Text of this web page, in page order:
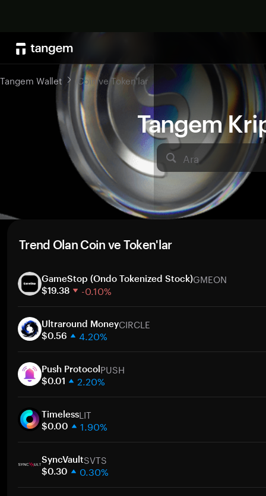
Tangem
Ara
Tangem Wallet Coin ve Token'lar
Trend Olan Coin ve Token'lar
GameStop (Ondo Tokenized Stock)GMEON
$19.38 -0.10%
30 gün
Piyasa değeri
Ultraround MoneyCIRCLE
$0.56 4.20%
30 gün
Piyasa değeri
Push ProtocolPUSH
$0.01 2.20%
30 gün
Piyasa değeri
TimelessLIT
$0.00 1.90%
30 gün
Piyasa değeri
SyncVaultSVTS
$0.30 0.30%